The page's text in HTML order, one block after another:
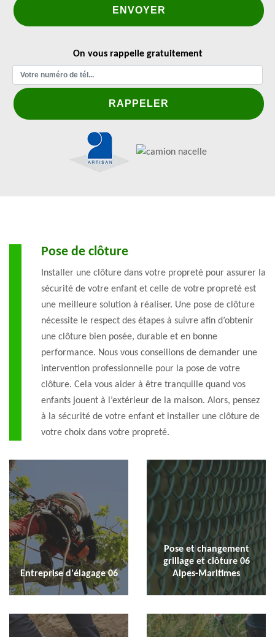
On vous rappelle gratuitement
Pose de clôture
Installer une clôture dans votre propreté pour assurer la
sécurité de votre enfant et celle de votre propreté est
une meilleure solution à réaliser. Une pose de clôture
nécessite le respect des étapes à suivre afin d’obtenir
une clôture bien posée, durable et en bonne
performance. Nous vous conseillons de demander une
intervention professionnelle pour la pose de votre
clôture. Cela vous aider à être tranquille quand vos
enfants jouent à l’extérieur de la maison. Alors, pensez
à la sécurité de votre enfant et installer une clôture de
votre choix dans votre propreté.
Entreprise d'élagage 06
Pose et changement
grillage et clôture 06
Alpes-Maritimes